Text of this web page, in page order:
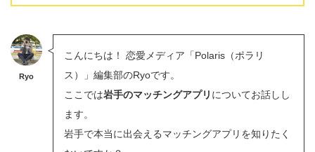
Ryo
こんにちは！ 恋愛メディア「Polaris（ポラリ
ス）」編集部のRyoです。
ここでは岩手のマッチングアプリ についてお話しし
ます。
岩手で本当に出会えるマッチングアプリを知りたく